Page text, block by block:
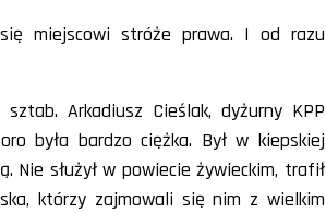
miejscowi stróże prawa. I od razu
Arkadiusz Cieślak, dyżurny KPP
była bardzo ciężka. Był w kiepskiej
Nie służył w powiecie żywieckim, trafił
którzy zajmowali się nim z wielkim